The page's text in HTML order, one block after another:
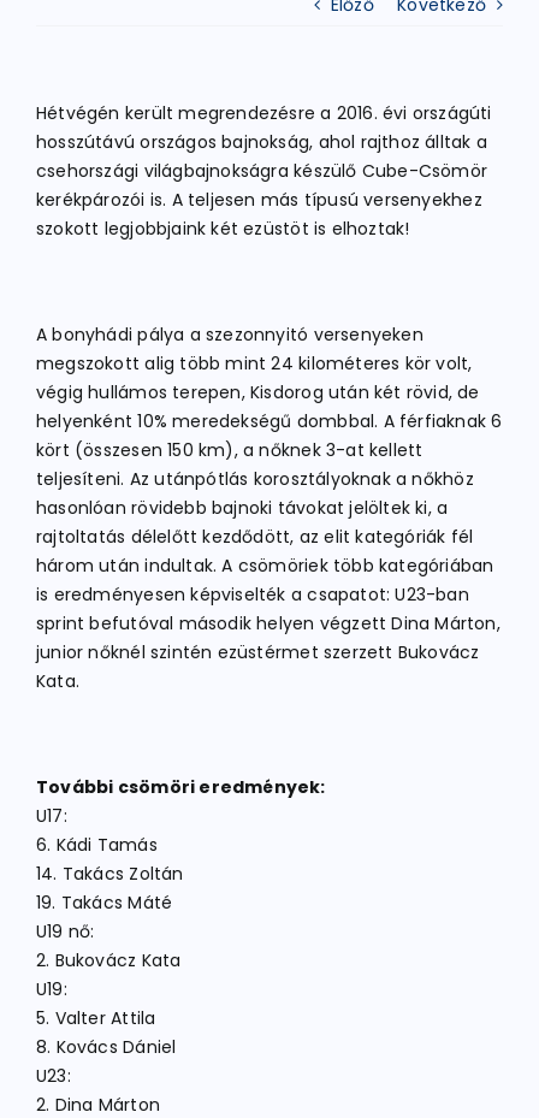
KERÉKPÁR
EGYÉB SPORTÁGAK
ELÉRHETŐSÉGEK
TAGDÍJ BEFIZETÉS
Előző Következő
Hétvégén került megrendezésre a 2016. évi országúti
hosszútávú országos bajnokság, ahol rajthoz álltak a
csehországi világbajnokságra készülő Cube-Csömör
kerékpározói is. A teljesen más típusú versenyekhez
szokott legjobbjaink két ezüstöt is elhoztak!
A bonyhádi pálya a szezonnyitó versenyeken
megszokott alig több mint 24 kilométeres kör volt,
végig hullámos terepen, Kisdorog után két rövid, de
helyenként 10% meredekségű dombbal. A férfiaknak 6
kört (összesen 150 km), a nőknek 3-at kellett
teljesíteni. Az utánpótlás korosztályoknak a nőkhöz
hasonlóan rövidebb bajnoki távokat jelöltek ki, a
rajtoltatás délelőtt kezdődött, az elit kategóriák fél
három után indultak. A csömöriek több kategóriában
is eredményesen képviselték a csapatot: U23-ban
sprint befutóval második helyen végzett Dina Márton,
junior nőknél szintén ezüstérmet szerzett Bukovácz
Kata.
További csömöri eredmények:
U17:
6. Kádi Tamás
14. Takács Zoltán
19. Takács Máté
U19 nő:
2. Bukovácz Kata
U19:
5. Valter Attila
8. Kovács Dániel
U23:
2. Dina Márton